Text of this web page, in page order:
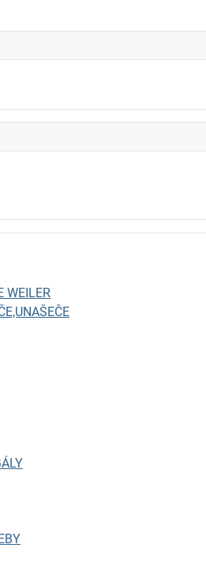
WEILER